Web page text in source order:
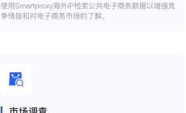
使用Smartproxy海外IP检索公共电子商务数据以增强竞
争情报和对电子商务市场的了解。